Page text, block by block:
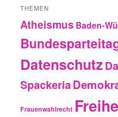
THEMEN
Atheismus Baden-
Datenschutz
Spackeria
Frauenwahlrecht